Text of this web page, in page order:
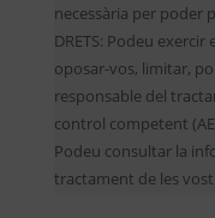
necessària per poder
DRETS: Podeu
oposar-vos, limitar,
responsable del
control competent
Podeu consultar la
tractament de les